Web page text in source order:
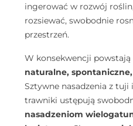
ingerować w rozwój
rozsiewać, swobodnie
przestrzeń.
W konsekwencji powstają
naturalne,
Sztywne nasadzenia z
trawniki ustępują
nasadzeniom